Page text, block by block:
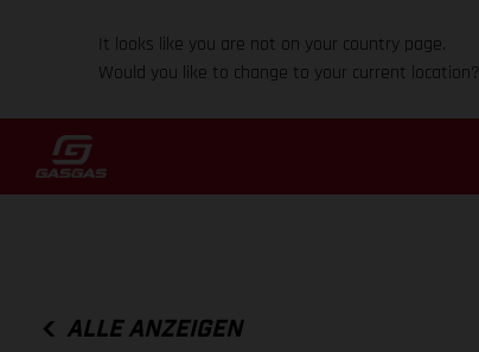
It looks like you are not on your country page.
Would you like to change to your current location?
ALLE ANZEIGEN